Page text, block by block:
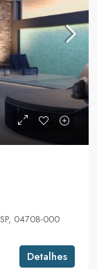
04708-000
Detalhes